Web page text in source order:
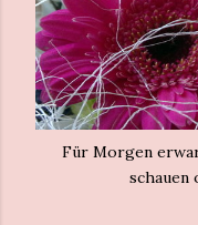
Für Morgen
schauen